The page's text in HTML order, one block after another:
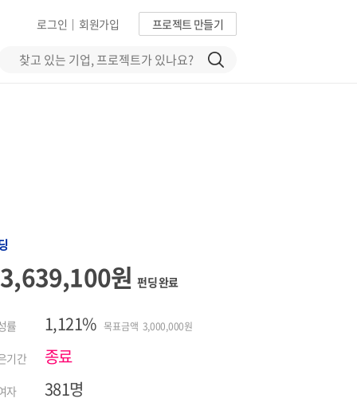
프로젝트 만들기
회원가입
|
로그인
원펀딩 완료
률 1,121% 목표금액 3,000,000원
기간 종료
자 381명